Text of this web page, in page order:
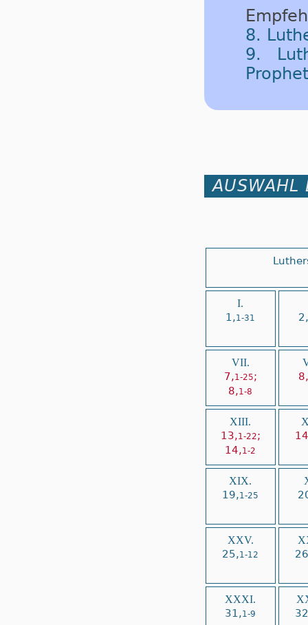
8.
9.
AUSWAHL
I.
1,1-31 2,
VII.
7,1-25;
8,1-8
8,
XIII.
13,1-22;
14,1-2
XIX.
19,1-25
XXV.
25,1-12
XXXI.
31,1-9